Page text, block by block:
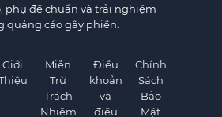
phụ đề chuẩn và trải nghiệm
quảng cáo gây phiền.
Giới
Miễn
Trừ
Trách
Nhiệm
Điều
khoản
và
điều
Chính
Sách
Bảo
Mật